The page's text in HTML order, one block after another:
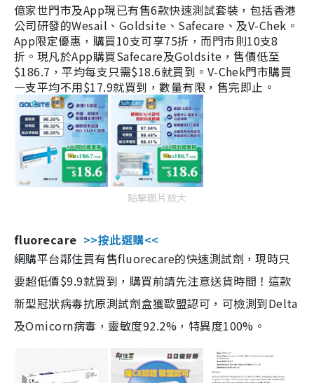
億家世門市及App現已有售6款快速測試套裝，包括香港
公司研發的Wesail、Goldsite、Safecare、及V-Chek。
App限定優惠，購買10支可享75折，而門市則10支8
折。現凡於App購買Safecare及Goldsite，售價低至
$186.7，平均每支只需$18.6就買到。V-Chek門市購買
一支平均不用$17.9就買到，數量有限，售完即止。
點擊圖片放大
fluorecare >>按此選購<<
網購平台鄰住買有售fluorecare的快速測試劑，現時只
要超低價$9.9就買到，購買前請先注意送貨時間！這款
新型冠狀病毒抗原測試劑盒獲歐盟認可，可檢測到Delta
及Omicorn病毒，靈敏度92.2%，特異度100%。